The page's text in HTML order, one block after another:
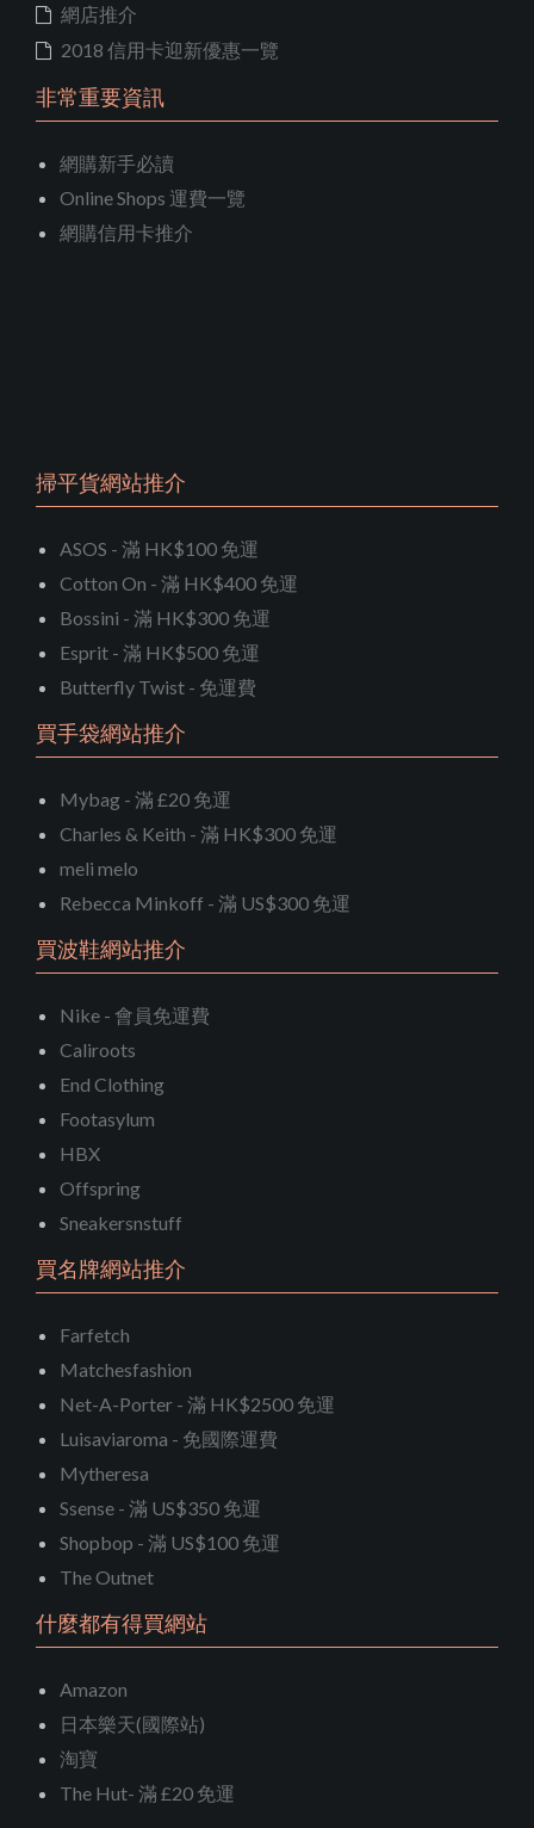
網店推介
2018 信用卡迎新優惠一覽
非常重要資訊
網購新手必讀
Online Shops 運費一覽
網購信用卡推介
掃平貨網站推介
ASOS - 滿 HK$100 免運
Cotton On - 滿 HK$400 免運
Bossini - 滿 HK$300 免運
Esprit - 滿 HK$500 免運
Butterfly Twist - 免運費
買手袋網站推介
Mybag - 滿 £20 免運
Charles & Keith - 滿 HK$300 免運
meli melo
Rebecca Minkoff - 滿 US$300 免運
買波鞋網站推介
Nike - 會員免運費
Caliroots
End Clothing
Footasylum
HBX
Offspring
Sneakersnstuff
買名牌網站推介
Farfetch
Matchesfashion
Net-A-Porter - 滿 HK$2500 免運
Luisaviaroma - 免國際運費
Mytheresa
Ssense - 滿 US$350 免運
Shopbop - 滿 US$100 免運
The Outnet
什麼都有得買網站
Amazon
日本樂天(國際站)
淘寶
The Hut- 滿 £20 免運